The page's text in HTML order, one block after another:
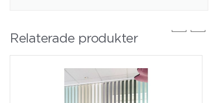
Relaterade produkter